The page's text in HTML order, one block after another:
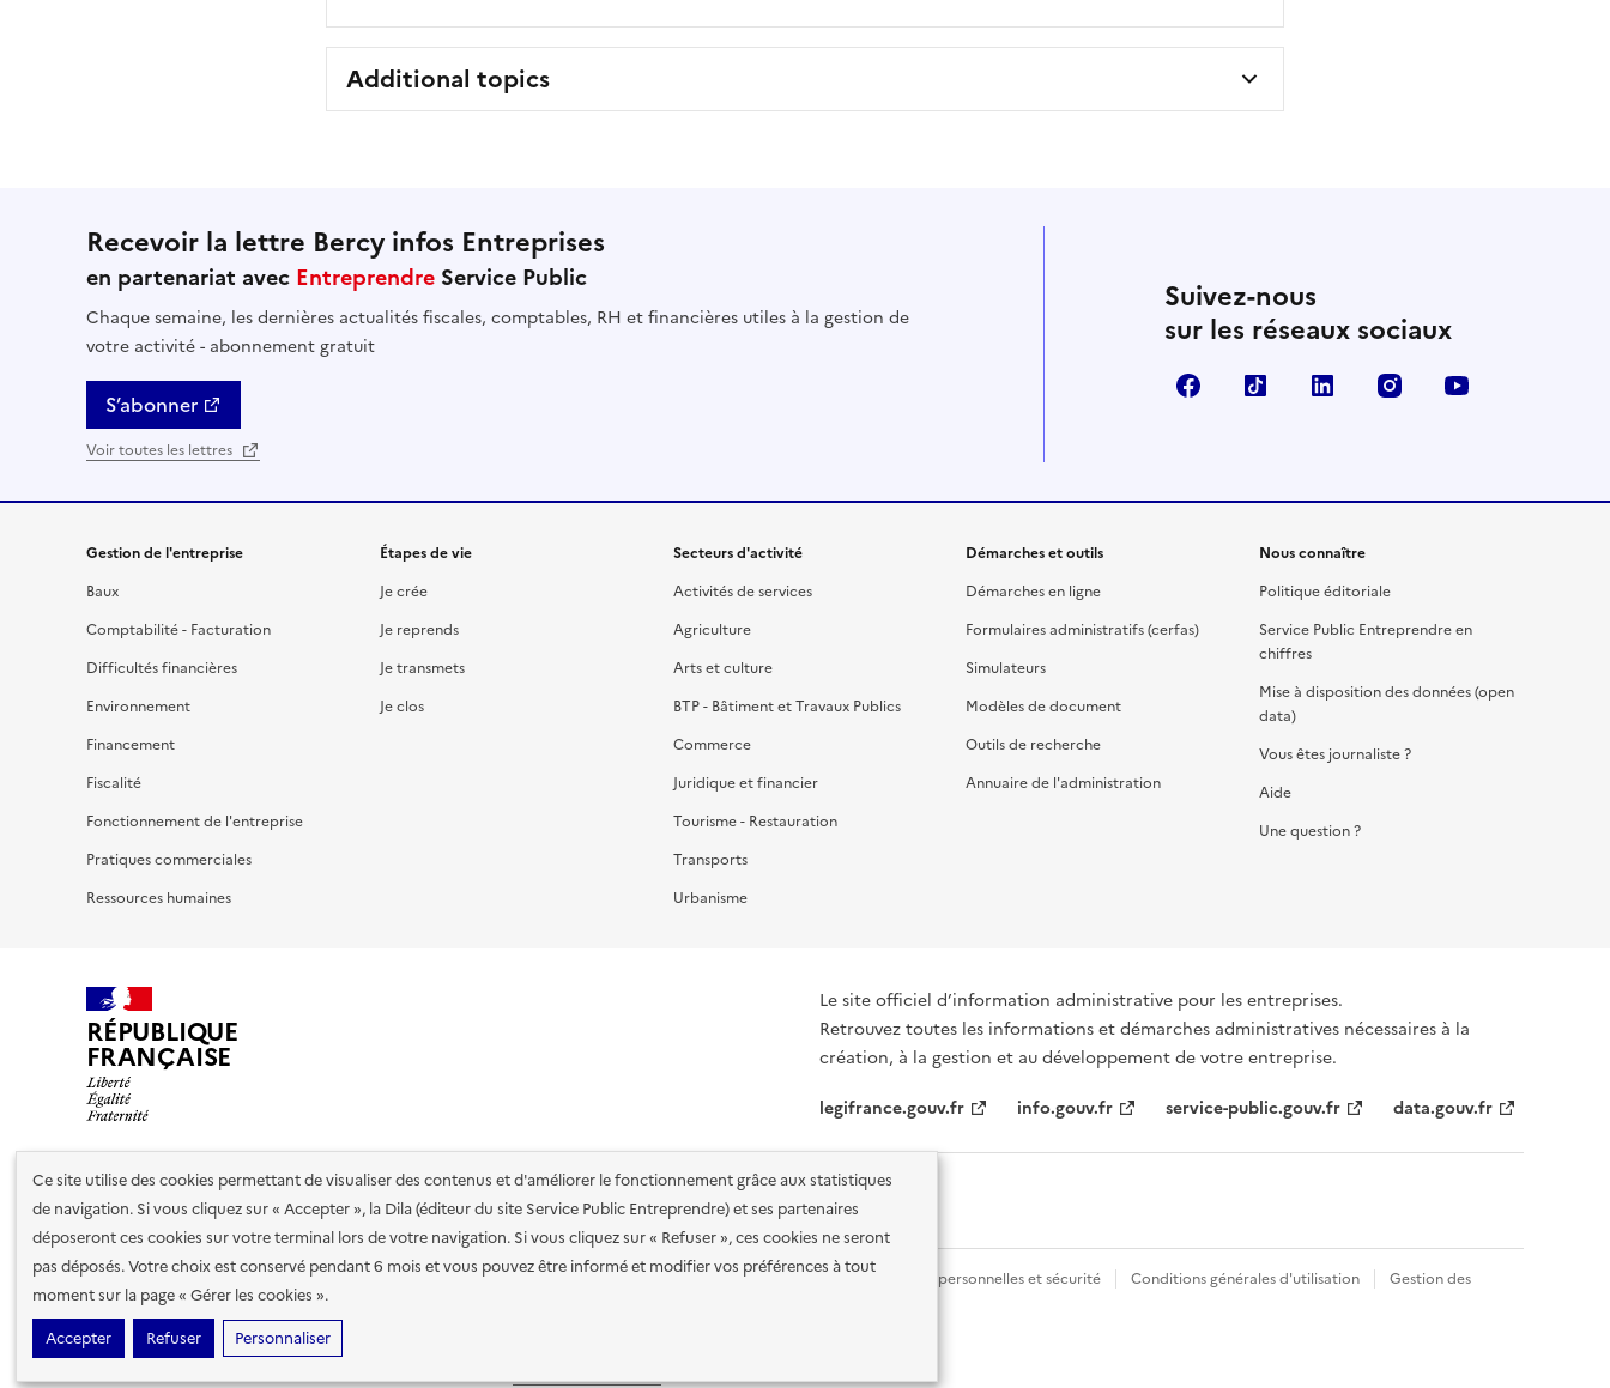
Ce site utilise des cookies permettant de visualiser des contenus et d'améliorer le fonctionnement grâce aux statistiques
de navigation. Si vous cliquez sur « Accepter », la Dila (éditeur du site Service Public Entreprendre) et ses partenaires
déposeront ces cookies sur votre terminal lors de votre navigation. Si vous cliquez sur « Refuser », ces cookies ne seront
pas déposés. Votre choix est conservé pendant 6 mois et vous pouvez être informé et modifier vos préférences à tout
moment sur la page « Gérer les cookies ».
Accepter
Refuser Personnaliser
Additional topics
Recevoir la lettre Bercy infos Entreprises
en partenariat avec Entreprendre Service Public
Chaque semaine, les dernières actualités fiscales, comptables, RH et financières utiles à la gestion de
votre activité - abonnement gratuit
S’abonner
Voir toutes les lettres
Suivez-nous
sur les réseaux sociaux
FacebookTikTok Linkedin Instagram
Gestion de l'entreprise
Baux
Comptabilité - Facturation
Difficultés financières
Environnement
Financement
Fiscalité
Fonctionnement de l'entreprise
Pratiques commerciales
Ressources humaines
Étapes de vie
Je crée
Je reprends
Je transmets
Je clos
Secteurs d'activité
Activités de services
Agriculture
Arts et culture
BTP - Bâtiment et Travaux Publics
Commerce
Juridique et financier
Tourisme - Restauration
Transports
Urbanisme
Démarches et outils
Démarches en ligne
Formulaires administratifs (cerfas)
Simulateurs
Modèles de document
Outils de recherche
Annuaire de l'administration
Nous connaître
Politique éditoriale
Service Public Entreprendre en
chiffres
Mise à disposition des données (open
data)
Vous êtes journaliste ?
Aide
Une question ?
RÉPUBLIQUE
FRANÇAISE
Le site officiel d’information administrative pour les entreprises.
Retrouvez toutes les informations et démarches administratives nécessaires à la
création, à la gestion et au développement de votre entreprise.
legifrance.gouv.fr
info.gouv.fr service-public.gouv.fr data.gouv.fr
Nos partenaires
Plan du site Accessibilité : totalement conforme Accessibilité des services en ligne Mentions légales Données personnelles et sécurité Conditions générales d'utilisation
Gestion des
cookies
Paramètres d'affichage